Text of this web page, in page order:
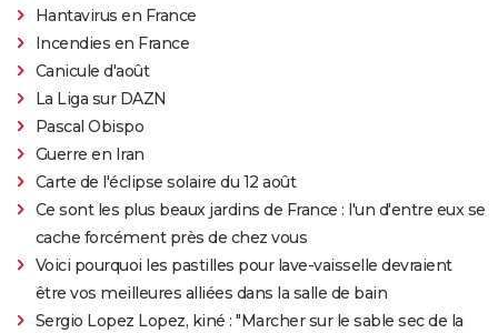
Hantavirus en France
Incendies en France
Canicule d'août
La Liga sur DAZN
Pascal Obispo
Guerre en Iran
Carte de l'éclipse solaire du 12 août
Ce sont les plus beaux jardins de France : l'un d'entre eux se
cache forcément près de chez vous
Voici pourquoi les pastilles pour lave-vaisselle devraient
être vos meilleures alliées dans la salle de bain
Sergio Lopez Lopez, kiné : "Marcher sur le sable sec de la